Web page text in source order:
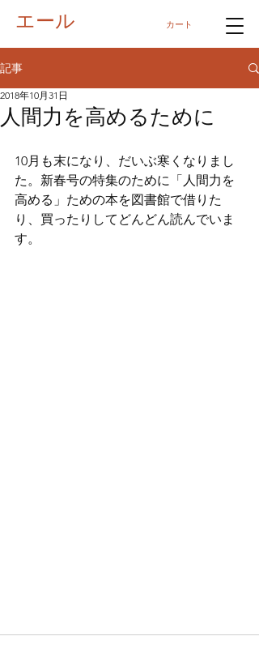
カート
エール
記事
人間力を高めるために
2018年10月31日
10月も末になり、だいぶ寒くなりまし
た。新春号の特集のために「人間力を
高める」ための本を図書館で借りた
り、買ったりしてどんどん読んでいま
す。